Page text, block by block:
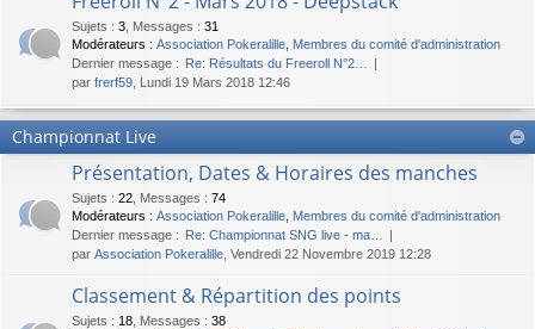
Sujets : 3 Messages : 31
Modérateurs : Association Pokeralille Membres du comité d'administration
Dernier message : Re: Résultats du Freeroll N°2…
par frerf59 , Lundi 19 Mars 2018 12:46
Championnat Live
Présentation, Dates & Horaires des manches
Sujets : 22 Messages : 74
Modérateurs : Association Pokeralille Membres du comité d'administration
Dernier message : Re: Championnat SNG live - ma…
par Association Pokeralille , Vendredi 22 Novembre 2019 12:28
Classement & Répartition des points
Sujets : 18 Messages : 38